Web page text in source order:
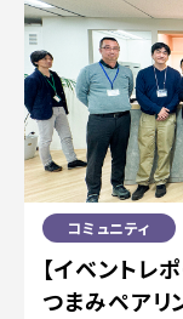
コミュニティ
【イベントレ
つまみペアリ